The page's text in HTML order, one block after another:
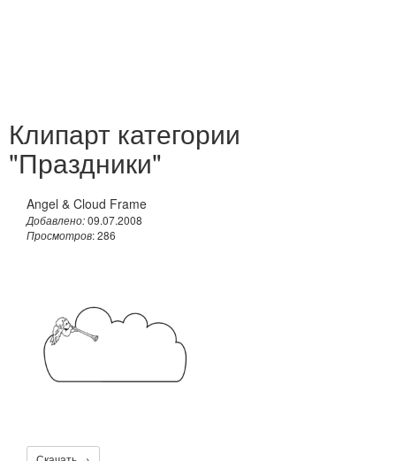
Клипарт категории
"Праздники"
Angel & Cloud Frame
Добавлено:09.07.2008
Просмотров: 286